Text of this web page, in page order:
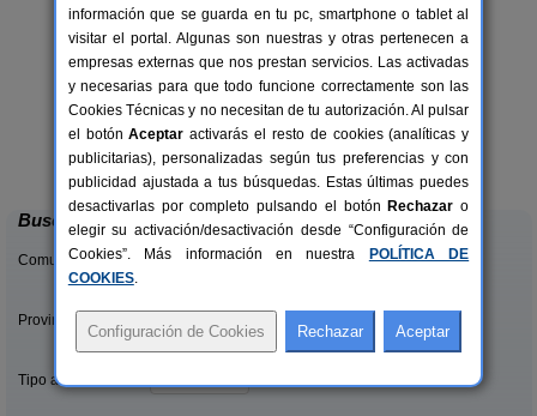
6-7+1 pers.
desde22 €
Casa El Sauco
Ailanes de Zamanzas (Burgos)
Buscar
Comunidades:
Provincias/Islas:
Tipo alquiler:
información que se guarda en tu pc, smartphone o tablet al
visitar el portal. Algunas son nuestras y otras pertenecen a
empresas externas que nos prestan servicios. Las activadas
y necesarias para que todo funcione correctamente son las
Cookies Técnicas y no necesitan de tu autorización. Al pulsar
el botónAceptar activarás el resto de cookies (analíticas y
publicitarias), personalizadas según tus preferencias y con
publicidad ajustada a tus búsquedas. Estas últimas puedes
desactivarlas por completo pulsando el botón Rechazar o
elegir su activación/desactivación desde “Configuración de
Cookies”. Más información en nuestra
POLÍTICA DE
COOKIES.